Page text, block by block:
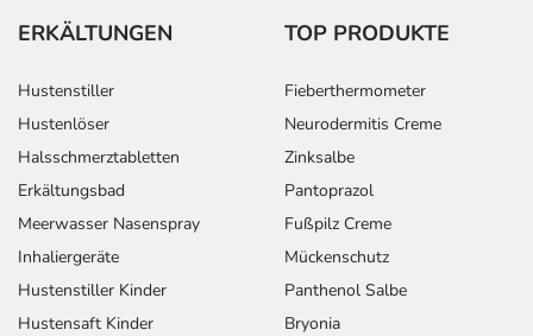
ERKÄLTUNGEN
Hustenstiller
Hustenlöser
Halsschmerztabletten
Erkältungsbad
Meerwasser Nasenspray
Inhaliergeräte
Hustenstiller Kinder
Hustensaft Kinder
TOP PRODUKTE
Fieberthermometer
Neurodermitis Creme
Zinksalbe
Pantoprazol
Fußpilz Creme
Mückenschutz
Panthenol Salbe
Bryonia